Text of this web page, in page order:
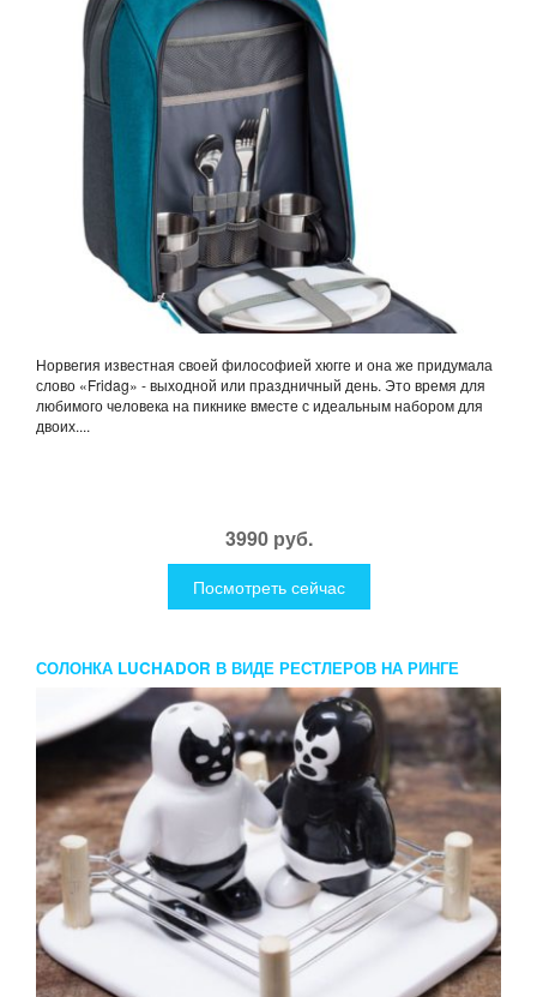
Норвегия известная своей философией хюгге и она же придумала
слово «Fridag» - выходной или праздничный день. Это время для
любимого человека на пикнике вместе с идеальным набором для
двоих....
3990 руб.
Посмотреть сейчас
СОЛОНКА LUCHADOR В ВИДЕ РЕСТЛЕРОВ НА РИНГЕ